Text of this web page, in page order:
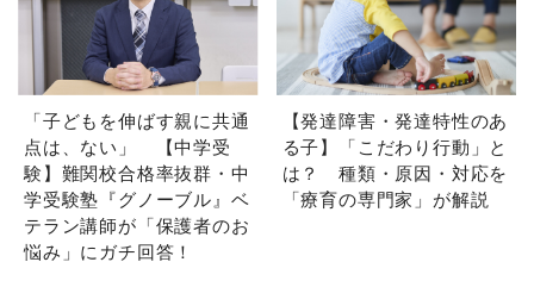
「子どもを伸ばす親に共通
点は、ない」 【中学受
験】難関校合格率抜群・中
学受験塾『グノーブル』ベ
テラン講師が「保護者のお
悩み」にガチ回答！
【発達障害・発達特性のあ
る子】「こだわり行動」と
は？ 種類・原因・対応を
「療育の専門家」が解説